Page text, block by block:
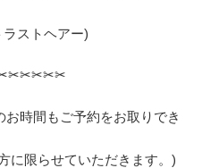
ストヘアー)
時間もご予約をお取りでき
に限らせていただきます。)